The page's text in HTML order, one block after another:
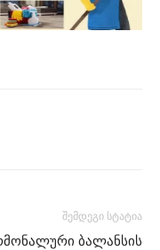
შემდეგი სტატია
ბალანსის